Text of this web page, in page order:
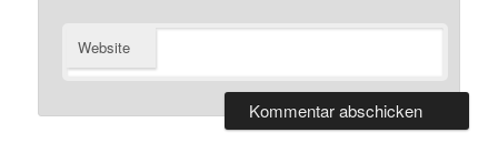
Website